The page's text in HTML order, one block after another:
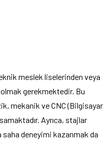
meslek liselerinden veya
gerekmektedir. Bu
mekanik ve CNC (Bilgisayar
Ayrıca, stajlar
saha deneyimi kazanmak da